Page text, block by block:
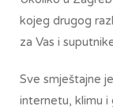
kojeg drugog
za Vas i
Sve smještajne
internetu, klimu i